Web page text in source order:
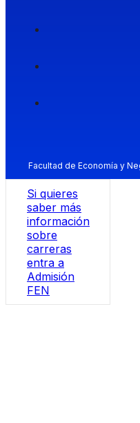
Facultad de Economía y
Si quieres
saber más
información
sobre
carreras
entra a
Admisión
FEN